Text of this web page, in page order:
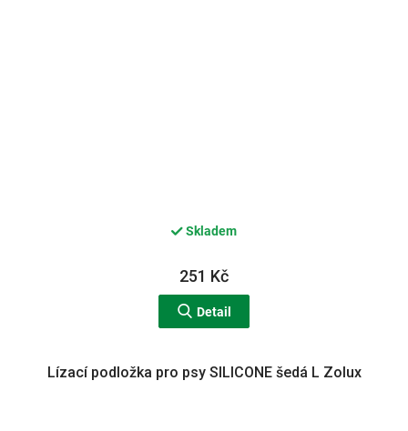
Skladem
251 Kč
Detail
Lízací podložka pro psy SILICONE šedá L Zolux